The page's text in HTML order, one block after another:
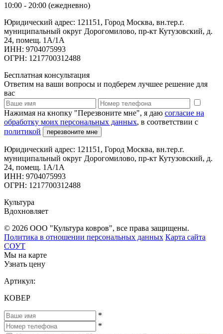
10:00 - 20:00 (ежедневно)
Юридический адрес: 121151, Город Москва, вн.тер.г.
муниципальный округ Дорогомилово, пр-кт Кутузовский, д.
24, помещ. 1А/1А
ИНН: 9704075993
ОГРН: 1217700312488
Бесплатная консультация
Ответим на ваши вопросы и подберем лучшее решение для
вас
Нажимая на кнопку "Перезвоните мне", я даю согласие на
обработку моих персональных данных, в соответствии с
политикой
перезвоните мне
Юридический адрес: 121151, Город Москва, вн.тер.г.
муниципальный округ Дорогомилово, пр-кт Кутузовский, д.
24, помещ. 1А/1А
ИНН: 9704075993
ОГРН: 1217700312488
Культура
Вдохновляет
© 2026 ООО "Культура ковров", все права защищены.
Политика в отношении персональных данных Карта сайта
СОУТ
Мы на карте
Узнать цену
Артикул:
КОВЕР
*
*